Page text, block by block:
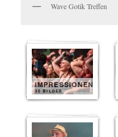
Wave Gotik Treffen
IMPRESSIONEN
30 BILDER